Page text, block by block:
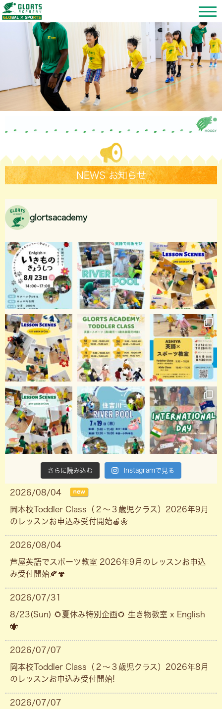
NEWS お知らせ
glortsacademy
さらに読み込む Instagramで見る
2026/08/04
岡本校Toddler Class（２〜３歳児クラス）2026年9月
のレッスンお申込み受付開始🍎🌼
2026/08/04
芦屋英語でスポーツ教室 2026年9月のレッスンお申込
み受付開始🍂🍄
2026/07/31
8/23(Sun) 🌻夏休み特別企画🌻 生き物教室 x English
🐝
2026/07/07
岡本校Toddler Class（２〜３歳児クラス）2026年8月
のレッスンお申込み受付開始!
2026/07/07